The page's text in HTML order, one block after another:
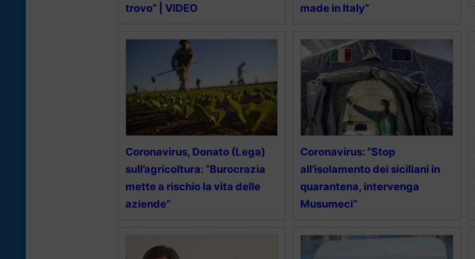
trovo” | VIDEO
made in Italy”
Coronavirus, Donato (Lega)
sull’agricoltura: “Burocrazia
mette a rischio la vita delle
aziende”
Coronavirus: “Stop
all’isolamento dei siciliani in
quarantena, intervenga
Musumeci”